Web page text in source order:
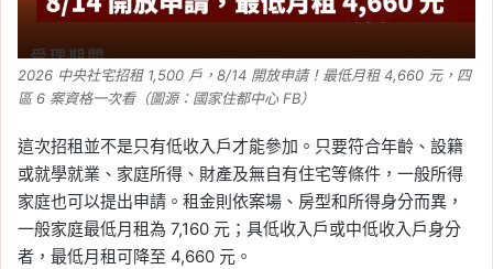
台灣總部, 輝達徵才, 輝達星群, 輝達職
2026-05-27
少子化大禮包 18 項措施：
延長、婚育宅與租金補貼
重點整理
Tag:托育補助 , 津貼, 生育補助, 租屋補
助 , 育兒津貼
2026 中央社宅招租 1,500 戶，8/14 開放申請！最低月租 4,660 元，四
區 6 案資格一次看（圖源：國家住都中心 FB）
這次招租並不是只有低收入戶才能參加。只要符合年齡、設籍
或就學就業、家庭所得、財產及無自有住宅等條件，一般所得
家庭也可以提出申請。租金則依案場、房型和所得身分而異，
一般家庭最低月租為 7,160 元；具低收入戶或中低收入戶身分
者，最低月租可降至 4,660 元。